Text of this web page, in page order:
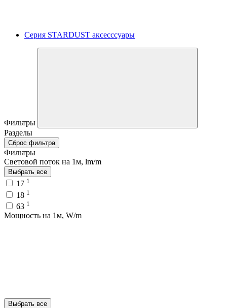
Серия STARDUST аксесссуары
Фильтры
Разделы
Сброс фильтра
Фильтры
Световой поток на 1м, lm/m
Выбрать все
17 1
18 1
63 1
Мощность на 1м, W/m
Выбрать все